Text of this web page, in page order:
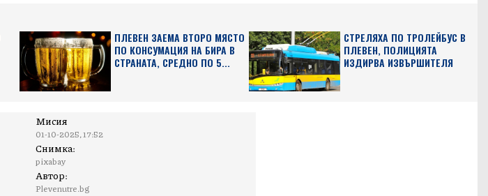
ПЛЕВЕН ЗАЕМА ВТОРО МЯСТО
ПО КОНСУМАЦИЯ НА БИРА В
СТРАНАТА, СРЕДНО ПО 5...
СТРЕЛЯХА ПО ТРОЛЕЙБУС В
ПЛЕВЕН, ПОЛИЦИЯТА
ИЗДИРВА ИЗВЪРШИТЕЛЯ
Мисия
01-10-2025, 17:52
Снимка:
pixabay
Автор:
Plevenutre.bg